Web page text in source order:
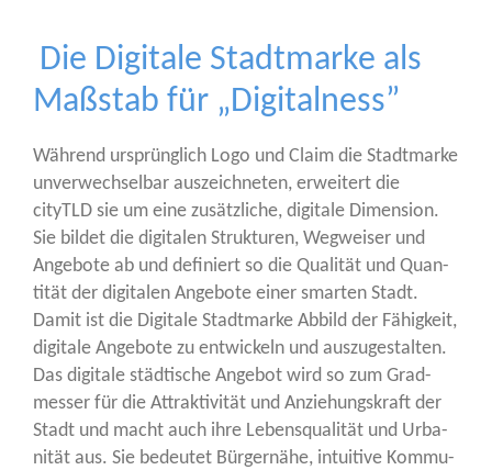
Die Digitale Stadtmarke als
Maßstab für „Digitalness”
Wäh­rend ursprüng­lich Logo und Cla­im die Stadt­mar­ke
unver­wech­sel­bar aus­zeich­ne­ten, erwei­tert die
cityTLD sie um eine zusätz­li­che, digi­ta­le Dimen­si­on.
Sie bil­det die digi­ta­len Struk­tu­ren, Weg­wei­ser und
Ange­bo­te ab und defi­niert so die Qua­li­tät und Quan­
ti­tät der digi­ta­len Ange­bo­te einer smar­ten Stadt.
Damit ist die Digi­ta­le Stadt­mar­ke Abbild der Fähig­keit,
digi­ta­le Ange­bo­te zu ent­wi­ckeln und aus­zu­ge­stal­ten.
Das digi­ta­le städ­ti­sche Ange­bot wird so zum Grad­
mes­ser für die Attrak­ti­vi­tät und Anzie­hungs­kraft der
Stadt und macht auch ihre Lebens­qua­li­tät und Urba­
ni­tät aus. Sie bedeu­tet Bür­ger­nä­he, intui­ti­ve Kom­mu­